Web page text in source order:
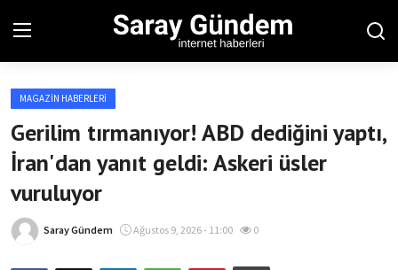
Ana Sayfa
Bölgesel
Son Dakika
Spor Haberleri
MAGAZIN HABERLERI
Gerilim tırmanıyor! ABD dediğini yaptı,
İran'dan yanıt geldi: Askeri üsler
vuruluyor
Saray Gündem Ağustos 9, 2026 - 11:00 0